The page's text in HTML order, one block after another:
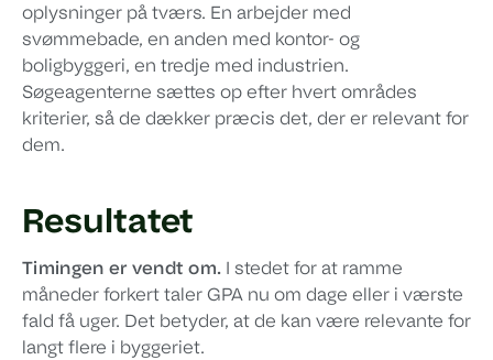
oplysninger på tværs. En arbejder med
svømmebade, en anden med kontor- og
boligbyggeri, en tredje med industrien.
Søgeagenterne sættes op efter hvert områdes
kriterier, så de dækker præcis det, der er relevant for
dem.
Resultatet
Timingen er vendt om. I stedet for at ramme
måneder forkert taler GPA nu om dage eller i værste
fald få uger. Det betyder, at de kan være relevante for
langt flere i byggeriet.